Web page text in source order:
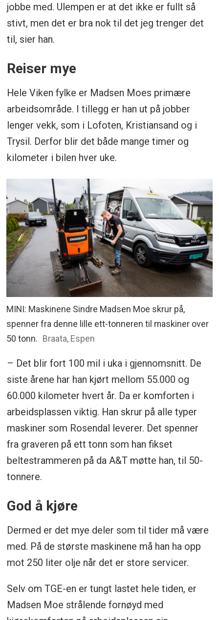
jobbe med. Ulempen er at det ikke er fullt så
stivt, men det er bra nok til det jeg trenger det
til, sier han.
Reiser mye
Hele Viken fylke er Madsen Moes primære
arbeidsområde. I tillegg er han ut på jobber
lenger vekk, som i Lofoten, Kristiansand og i
Trysil. Derfor blir det både mange timer og
kilometer i bilen hver uke.
MINI: Maskinene Sindre Madsen Moe skrur på,
spenner fra denne lille ett-tonneren til maskiner over
50 tonn. Braata, Espen
– Det blir fort 100 mil i uka i gjennomsnitt. De
siste årene har han kjørt mellom 55.000 og
60.000 kilometer hvert år. Da er komforten i
arbeidsplassen viktig. Han skrur på alle typer
maskiner som Rosendal leverer. Det spenner
fra graveren på ett tonn som han fikset
beltestrammeren på da A&T møtte han, til 50-
tonnere.
God å kjøre
Dermed er det mye deler som til tider må være
med. På de største maskinene må han ha opp
mot 250 liter olje når det er store servicer.
Selv om TGE-en er tungt lastet hele tiden, er
Madsen Moe strålende fornøyd med